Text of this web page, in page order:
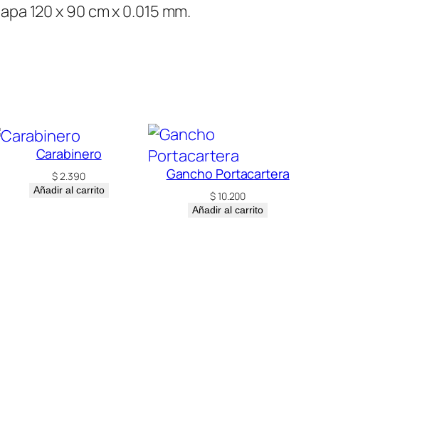
120 x 90 cm x 0.015 mm.
Carabinero
$2.390
Añadir al carrito
Gancho Portacartera
$10.200
Añadir al carrito